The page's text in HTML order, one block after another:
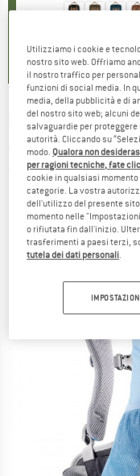
DEUTER -
escursionismo
(0)
Utilizziamo i cookie e
nostro sito web. Offriamo
il nostro traffico per
funzioni di social media. In
media, della pubblicità e di
del nostro sito web; alcuni
salvaguardie per
autorità. Cliccando su
modo. Qualora non
per ragioni tecniche, fate
cookie in qualsiasi
categorie. La vostra
dell'utilizzo del presente
momento nelle
o rifiutata fin dall'inizio.
trasferimenti a paesi terzi,
tutela dei dati personali